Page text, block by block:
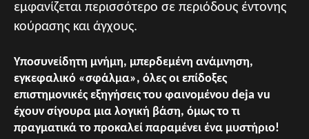
εμφανίζεται περισσότερο σε περιόδους έντονης
κούρασης και άγχους.
Υποσυνείδητη μνήμη, μπερδεμένη ανάμνηση,
εγκεφαλικό «σφάλμα», όλες οι επίδοξες
επιστημονικές εξηγήσεις του φαινομένου deja vu
έχουν σίγουρα μια λογική βάση, όμως το τι
πραγματικά το προκαλεί παραμένει ένα μυστήριο!